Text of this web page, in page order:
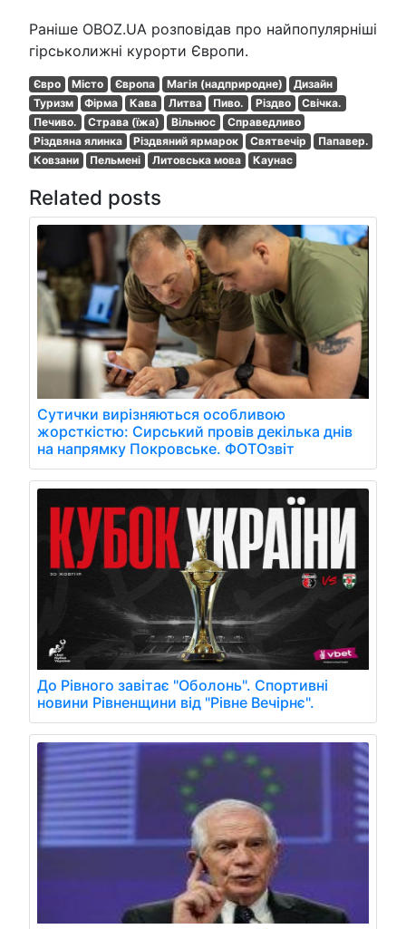
Раніше OBOZ.UA розповідав про найпопулярніші
гірськолижні курорти Європи.
Євро Місто Європа Магія (надприродне)
Дизайн
Туризм
Фірма Кава Литва Пиво. Різдво
Свічка.
Печиво.
Страва (їжа) Вільнюс
Справедливо
Різдвяна ялинка
Різдвяний ярмарок Святвечір
Папавер.
Ковзани
Пельмені Литовська мова Каунас
Related posts
Сутички вирізняються особливою
жорсткістю: Сирський провів декілька днів
на напрямку Покровське. ФОТОзвіт
До Рівного завітає "Оболонь". Спортивні
новини Рівненщини від "Рівне Вечірнє".